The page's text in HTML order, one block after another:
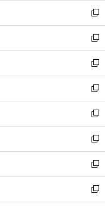
く
で
開
く
ィ
ン
ド
ウ
で
開
く
し
い
ウ
ィ
ン
ド
ウ
で
開
く
新
し
い
ウ
ィ
ン
ド
ウ
で
開
く
新
し
い
ウ
ィ
ン
ド
ウ
で
開
く
新
し
い
ウ
ィ
ン
ド
ウ
で
開
く
新
し
い
ウ
ィ
ン
ド
ウ
で
開
新
し
い
ウ
ィ
ン
ド
ウ
新
し
い
ウ
ィ
ン
新
し
い
ウ
新
し